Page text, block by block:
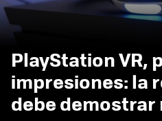
PlayStation VR,
impresiones: la
debe demostrar